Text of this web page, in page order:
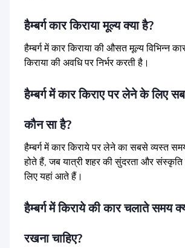
हैम्बर्ग कार किराया मूल्य क्या है?
हैम्बर्ग में कार किराया की औसत मूल्य विभिन्न
किराया की अवधि पर निर्भर करती है।
हैम्बर्ग में कार किराए पर लेने के लिए
कौन सा है?
हैम्बर्ग में कार किराये पर लेने का सबसे व्यस्त
होते हैं, जब यात्री शहर की सुंदरता और
लिए यहां आते हैं।
हैम्बर्ग में किराये की कार चलाते समय
रखना चाहिए?